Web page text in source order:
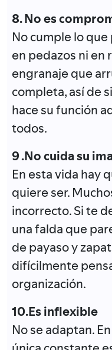
8. No es
No cumple lo
en pedazos ni en
engranaje que
completa, así de
hace su función
todos.
9 .No cuida su
En esta vida hay
quiere ser.
incorrecto. Si te
una falda que
de payaso y
difícilmente
organización.
10.Es inflexible
No se adaptan.